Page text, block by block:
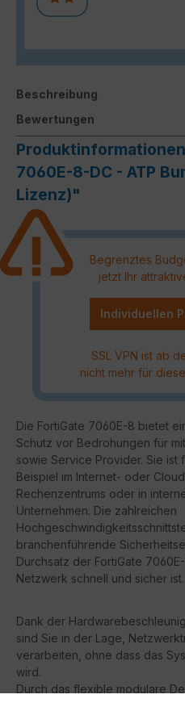
Beschreibung
Bewertungen
7060E-8-DC - ATP
Lizenz)"
Begrenztes
jetzt Ihr
Individuellen
SSL VPN ist ab
nicht mehr für
Die FortiGate 7060E-8 bietet
Schutz vor Bedrohungen für
sowie Service Provider. Sie ist
Beispiel im Internet- oder
Rechenzentrums oder in
Unternehmen. Die zahlreichen
branchenführende
Durchsatz der FortiGate
Netzwerk schnell und sicher ist.
Dank der
sind Sie in der Lage,
verarbeiten, ohne dass das
wird.
Durch das flexible modulare